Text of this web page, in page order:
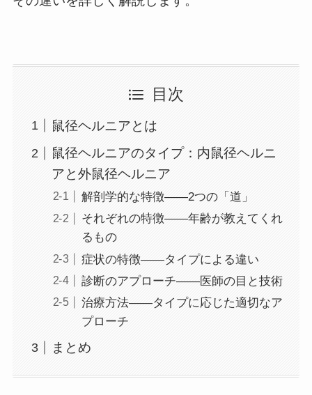
目次
鼠径ヘルニアとは
鼠径ヘルニアのタイプ：内鼠径ヘルニ
アと外鼠径ヘルニア
解剖学的な特徴――2つの「道」
それぞれの特徴――年齢が教えてくれ
るもの
症状の特徴――タイプによる違い
診断のアプローチ――医師の目と技術
治療方法――タイプに応じた適切なア
プローチ
まとめ